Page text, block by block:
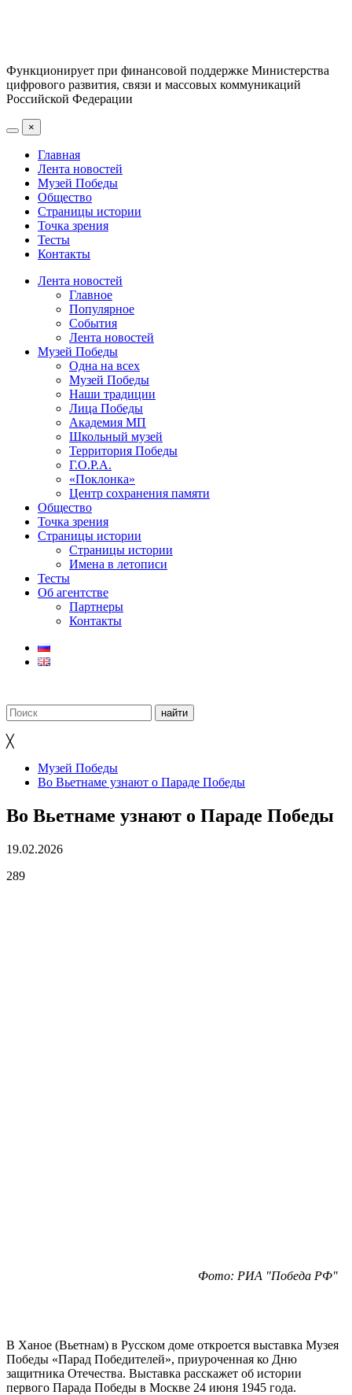
Функционирует при финансовой поддержке Министерства
цифрового развития, связи и массовых коммуникаций
Российской Федерации
×
Главная
Лента новостей
Музей Победы
Общество
Страницы истории
Точка зрения
Тесты
Контакты
Лента новостей
Главное
Популярное
События
Лента новостей
Музей Победы
Одна на всех
Музей Победы
Наши традиции
Лица Победы
Академия МП
Школьный музей
Территория Победы
Г.О.Р.А.
«Поклонка»
Центр сохранения памяти
Общество
Точка зрения
Страницы истории
Страницы истории
Имена в летописи
Тесты
Об агентстве
Партнеры
Контакты
╳
Музей Победы
Во Вьетнаме узнают о Параде Победы
Во Вьетнаме узнают о Параде Победы
19.02.2026
289
Фото: РИА "Победа РФ"
В Ханое (Вьетнам) в Русском доме откроется выставка Музея
Победы «Парад Победителей», приуроченная ко Дню
защитника Отечества. Выставка расскажет об истории
первого Парада Победы в Москве 24 июня 1945 года.